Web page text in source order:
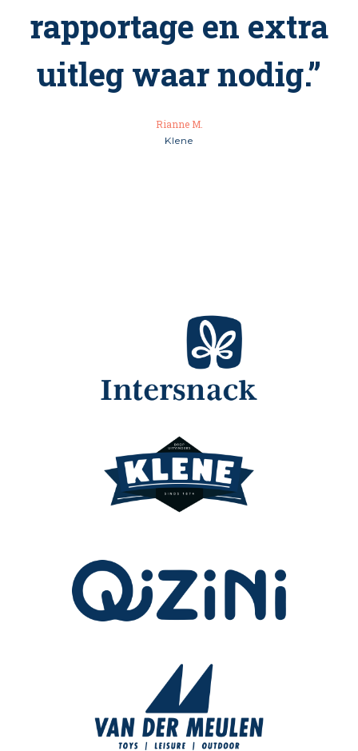
Rapporten zijn
uitgebreid en
worden op onze